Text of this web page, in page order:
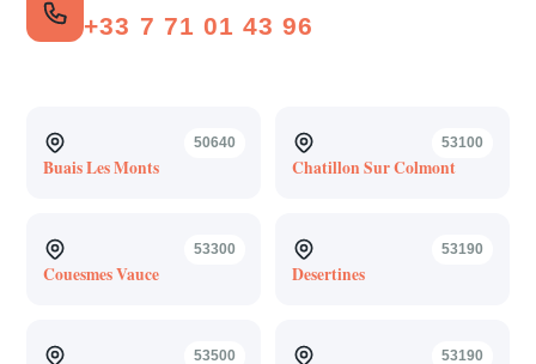
+33 7 71 01 43 96
50640
Buais Les Monts
53100
Chatillon Sur Colmont
53300
Couesmes Vauce
53190
Desertines
53500 53190